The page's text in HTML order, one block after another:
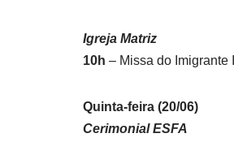
Igreja Matriz
10h – Missa do Imigrante
Quinta-feira (20/06)
Cerimonial ESFA